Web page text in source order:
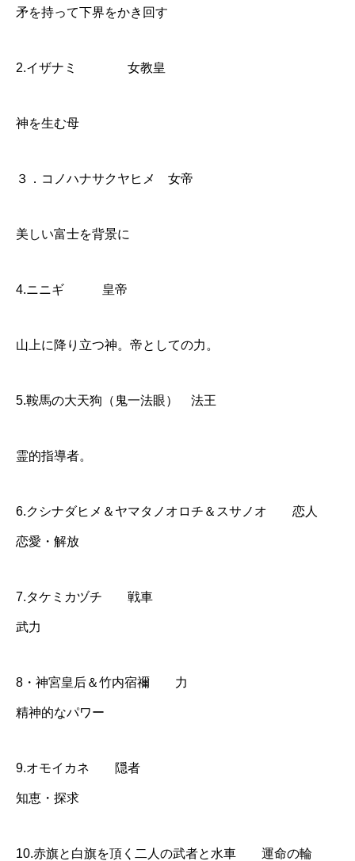
矛を持って下界をかき回す
2.イザナミ 女教皇
神を生む母
３．コノハナサクヤヒメ 女帝
美しい富士を背景に
4.ニニギ 皇帝
山上に降り立つ神。帝としての力。
5.鞍馬の大天狗（鬼一法眼） 法王
霊的指導者。
6.クシナダヒメ＆ヤマタノオロチ＆スサノオ 恋人
恋愛・解放
7.タケミカヅチ 戦車
武力
8・神宮皇后＆竹内宿禰 力
精神的なパワー
9.オモイカネ 隠者
知恵・探求
10.赤旗と白旗を頂く二人の武者と水車 運命の輪